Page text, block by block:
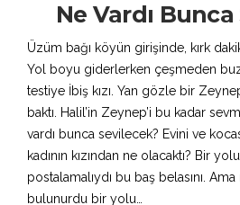
Ne Vardı
Üzüm bağı köyün girişinde, kırk
Yol boyu giderlerken çeşmeden
testiye İbiş kızı. Yan gözle bir
baktı. Halil’in Zeynep’i bu kadar
vardı bunca sevilecek? Evini ve
kadının kızından ne olacaktı? Bir
postalamalıydı bu baş belasını. Ama
bulunurdu bir yolu…